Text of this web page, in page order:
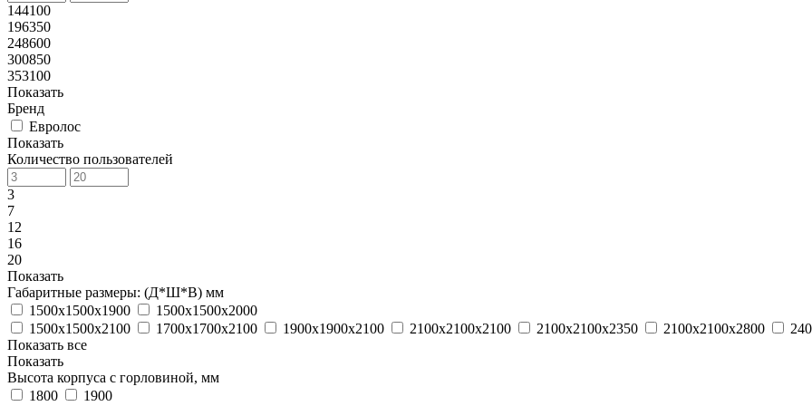
144100
196350
248600
300850
353100
Показать
Бренд
Евролос
Показать
Количество пользователей
3
7
12
16
20
Показать
Габаритные размеры: (Д*Ш*В) мм
1500х1500х1900
1500х1500х2000
1500х1500х2100
1700х1700х2100 1900х1900х2100 2100х2100х2100 2100х2100х2350 2100х2100х2800
Показать все
Показать
Высота корпуса с горловиной, мм
1800
1900